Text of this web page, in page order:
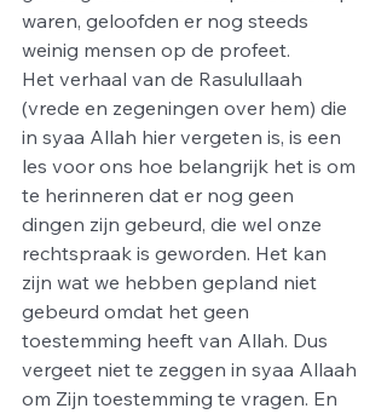
waren, geloofden er nog steeds
weinig mensen op de profeet.
Het verhaal van de Rasulullaah
(vrede en zegeningen over hem) die
in syaa Allah hier vergeten is, is een
les voor ons hoe belangrijk het is om
te herinneren dat er nog geen
dingen zijn gebeurd, die wel onze
rechtspraak is geworden. Het kan
zijn wat we hebben gepland niet
gebeurd omdat het geen
toestemming heeft van Allah. Dus
vergeet niet te zeggen in syaa Allaah
om Zijn toestemming te vragen. En